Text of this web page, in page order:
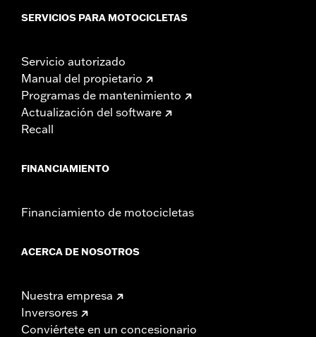
SERVICIOS PARA MOTOCICLETAS
Servicio autorizado
Manual del propietario
Programas de mantenimiento
Actualización del software
Recall
FINANCIAMIENTO
Financiamiento de motocicletas
ACERCA DE NOSOTROS
Nuestra empresa
Inversores
Conviértete en un concesionario